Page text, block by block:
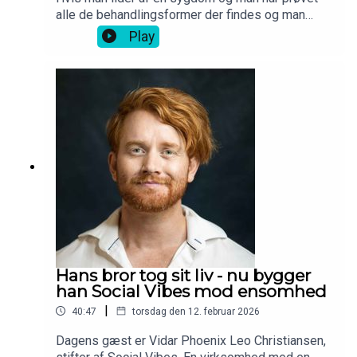
alle de behandlingsformer der findes og man
stadig ikke synes det har virket, så kan der være
behov for en ny. Hvis den skal være
Bøgh Erlang og læse ingeniør. For herigennem fik
hun viden til at undersøge, teste og siden udvikle
appen Reelieve for ptsd ramte, som hun pitchede
i løvens hule. Den fungerer som en digital
servicehund, der kan hjælpe både før, under og
efter et angstanfald.
Play
Hans bror tog sit liv - nu bygger
han Social Vibes mod ensomhed
40:47 | torsdag den 12. februar 2026
Dagens gæst er Vidar Phoenix Leo Christiansen,